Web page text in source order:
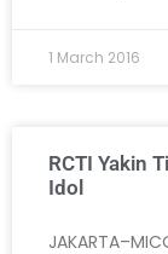
1 March 2016
RCTI Yakin
Idol